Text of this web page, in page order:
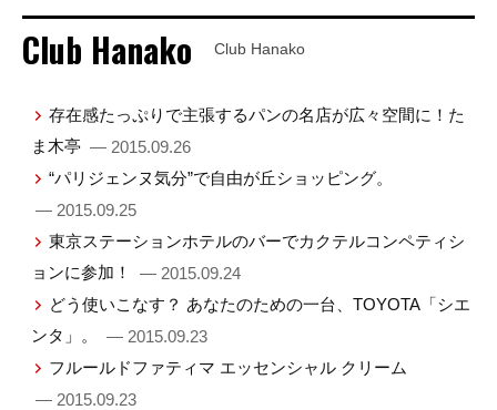
Club Hanako Club Hanako
存在感たっぷりで主張するパンの名店が広々空間に！た
ま木亭 — 2015.09.26
“パリジェンヌ気分”で自由が丘ショッピング。
— 2015.09.25
東京ステーションホテルのバーでカクテルコンペティシ
ョンに参加！
— 2015.09.24
どう使いこなす？ あなたのための一台、TOYOTA「シエ
ンタ」。
— 2015.09.23
フルールドファティマ エッセンシャル クリーム
— 2015.09.23